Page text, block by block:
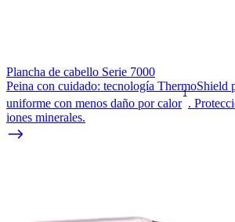
Plancha de cabello Serie 7000
Peina con cuidado: tecnología ThermoShield
uniforme con menos daño por calor
1
.
iones minerales.